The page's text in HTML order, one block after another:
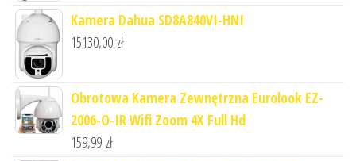
Kamera Dahua SD8A840VI-HNI
15130,00 zł
Obrotowa Kamera Zewnętrzna Eurolook EZ-
2006-O-IR Wifi Zoom 4X Full Hd
159,99 zł